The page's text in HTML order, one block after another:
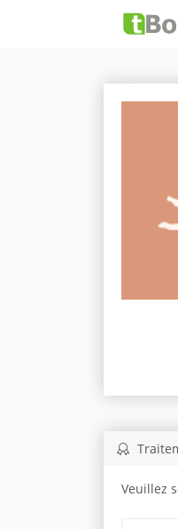
Veuillez